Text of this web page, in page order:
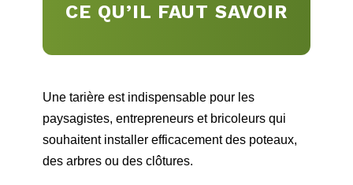
CE QU’IL FAUT SAVOIR
Une tarière est indispensable pour les
paysagistes, entrepreneurs et bricoleurs qui
souhaitent installer efficacement des poteaux,
des arbres ou des clôtures.